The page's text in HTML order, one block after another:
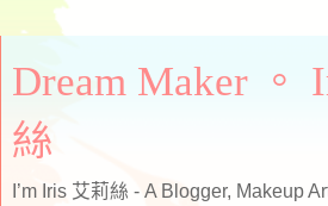
Dream Maker 。
絲
I’m Iris 艾莉絲 - A Blogger, Makeup